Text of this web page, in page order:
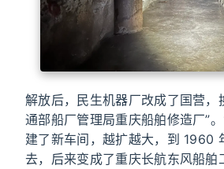
解放后，民生机器厂改成了国营，
通部船厂管理局重庆船舶修造厂”
建了新车间，越扩越大，到 1960
去，后来变成了重庆长航东风船舶